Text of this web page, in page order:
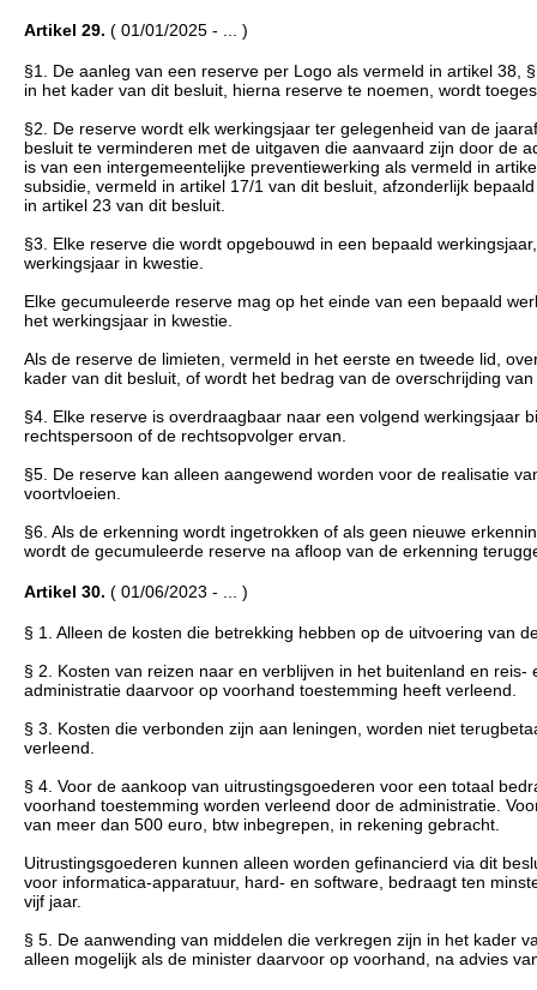
Artikel 29. ( 01/01/2025 - ... )
§1. De aanleg van een reserve per Logo als vermeld in artikel
in het kader van dit besluit, hierna reserve te noemen, wordt
§2. De reserve wordt elk werkingsjaar ter gelegenheid van de
besluit te verminderen met de uitgaven die aanvaard zijn door de
is van een intergemeentelijke preventiewerking als vermeld in
subsidie, vermeld in artikel 17/1 van dit besluit, afzonderlijk
in artikel 23 van dit besluit.
§3. Elke reserve die wordt opgebouwd in een bepaald
werkingsjaar in kwestie.
Elke gecumuleerde reserve mag op het einde van een bepaald
het werkingsjaar in kwestie.
Als de reserve de limieten, vermeld in het eerste en tweede lid,
kader van dit besluit, of wordt het bedrag van de overschrijding
§4. Elke reserve is overdraagbaar naar een volgend werkingsjaar
rechtspersoon of de rechtsopvolger ervan.
§5. De reserve kan alleen aangewend worden voor de realisatie
voortvloeien.
§6. Als de erkenning wordt ingetrokken of als geen nieuwe
wordt de gecumuleerde reserve na afloop van de erkenning
Artikel 30. ( 01/06/2023 - ... )
§ 1. Alleen de kosten die betrekking hebben op de uitvoering van
§ 2. Kosten van reizen naar en verblijven in het buitenland en
administratie daarvoor op voorhand toestemming heeft verleend.
§ 3. Kosten die verbonden zijn aan leningen, worden niet
verleend.
§ 4. Voor de aankoop van uitrustingsgoederen voor een totaal
voorhand toestemming worden verleend door de administratie.
van meer dan 500 euro, btw inbegrepen, in rekening gebracht.
Uitrustingsgoederen kunnen alleen worden gefinancierd via dit
voor informatica-apparatuur, hard- en software, bedraagt ten
vijf jaar.
§ 5. De aanwending van middelen die verkregen zijn in het kader
alleen mogelijk als de minister daarvoor op voorhand, na advies